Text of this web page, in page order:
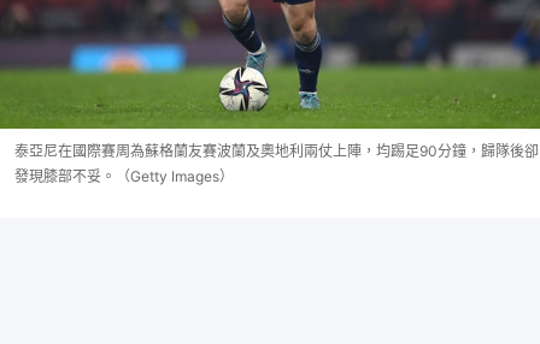
泰亞尼在國際賽周為蘇格蘭友賽波蘭及奧地利兩仗上陣，均踢足90分鐘，歸隊後卻
發現膝部不妥。（Getty Images）